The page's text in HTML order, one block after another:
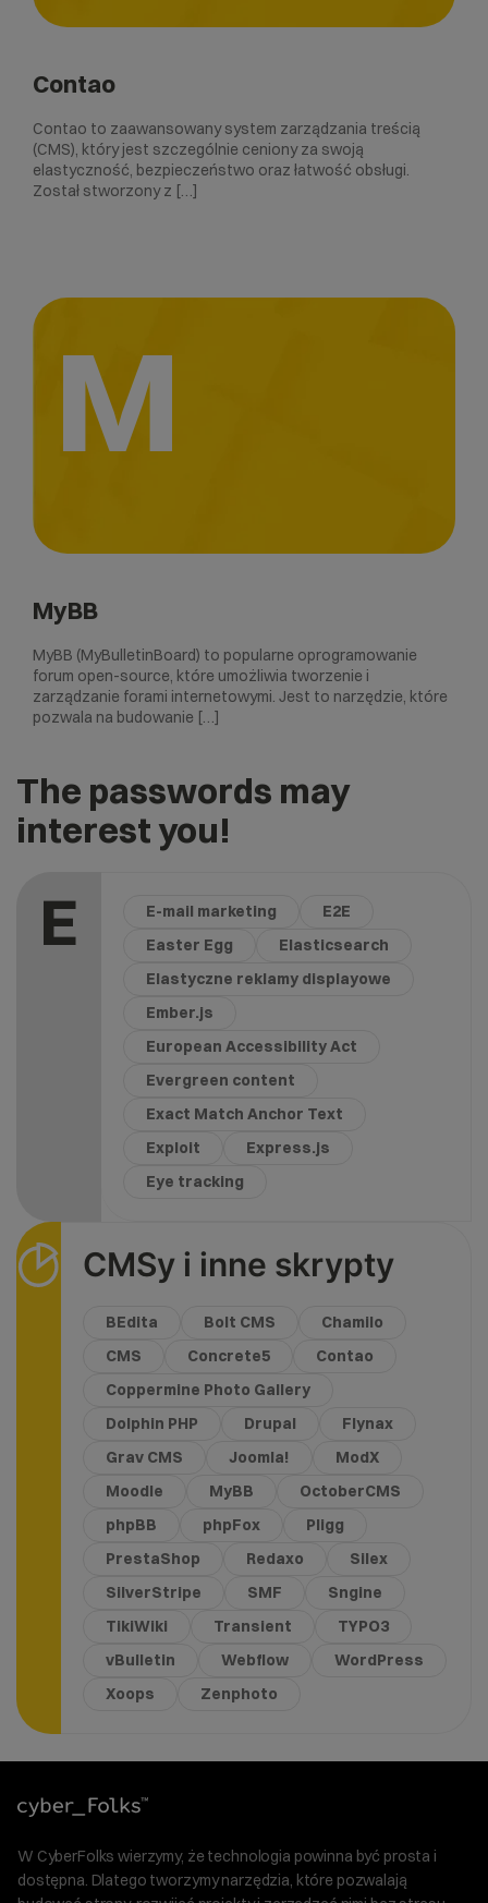
Contao
Contao to zaawansowany system zarządzania treścią
(CMS), który jest szczególnie ceniony za swoją
elastyczność, bezpieczeństwo oraz łatwość obsługi.
Został stworzony z […]
M
MyBB
MyBB (MyBulletinBoard) to popularne oprogramowanie
forum open-source, które umożliwia tworzenie i
zarządzanie forami internetowymi. Jest to narzędzie, które
pozwala na budowanie […]
The passwords may
interest you!
E E-mail marketing
E2E
Easter Egg
Elasticsearch
Elastyczne reklamy displayowe
Ember.js
European Accessibility Act
Evergreen content
Exact Match Anchor Text
Exploit
Express.js
Eye tracking
CMSy i inne skrypty
BEdita Bolt CMS
Chamilo
CMS
Concrete5
Contao
Coppermine Photo Gallery
Dolphin PHP
Drupal
Flynax
Grav CMS
Joomla!
ModX
Moodle
MyBB
OctoberCMS
phpBB
phpFox
Pligg
PrestaShop
Redaxo
Silex
SilverStripe
SMF
Sngine
TikiWiki
Transient
TYPO3
vBulletin
Webflow
WordPress
Xoops
Zenphoto
W CyberFolks wierzymy, że technologia powinna być prosta i
dostępna. Dlatego tworzymy narzędzia, które pozwalają